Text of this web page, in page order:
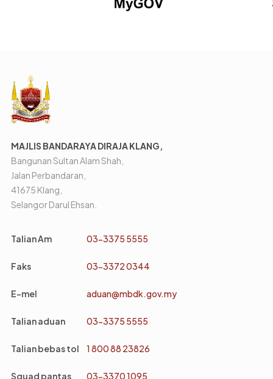
MAJLIS BANDARAYA DIRAJA KLANG,
Bangunan Sultan Alam Shah,
Jalan Perbandaran,
41675 Klang,
Selangor Darul Ehsan.
Talian Am 03-3375 5555
Faks 03-3372 0344
E-mel aduan@mbdk.gov.my
Talian aduan 03-3375 5555
Talian bebas tol 1 800 88 23826
Squad pantas 03-3370 1095